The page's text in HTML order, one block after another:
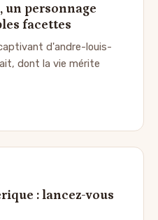
un personnage
facettes
d'andre-louis-
dont la vie mérite
: lancez-vous